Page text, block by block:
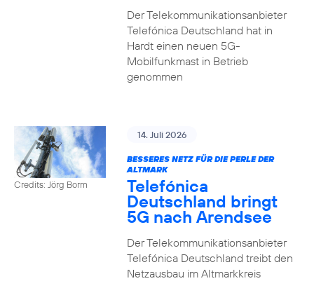
Der Telekommunikationsanbieter
Telefónica Deutschland hat in
Hardt einen neuen 5G-
Mobilfunkmast in Betrieb
genommen
Credits: Jörg Borm
14. Juli 2026
BESSERES NETZ FÜR DIE PERLE DER
ALTMARK
Telefónica
Deutschland bringt
5G nach Arendsee
Der Telekommunikationsanbieter
Telefónica Deutschland treibt den
Netzausbau im Altmarkkreis